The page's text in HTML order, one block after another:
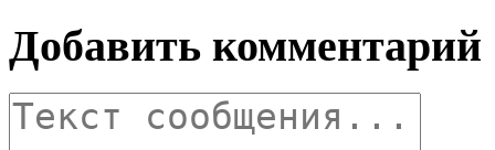
Добавить комментарий